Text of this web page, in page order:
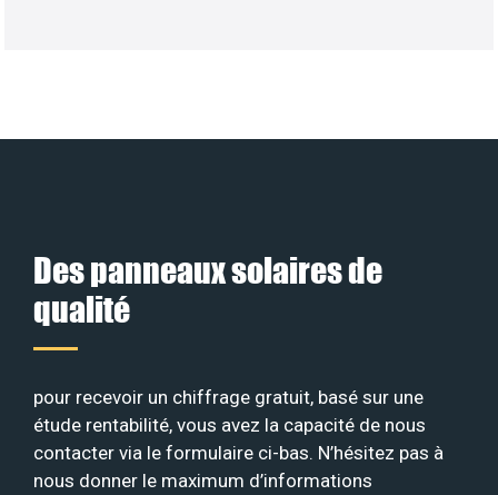
Des panneaux solaires de
qualité
pour recevoir un chiffrage gratuit, basé sur une
étude rentabilité, vous avez la capacité de nous
contacter via le formulaire ci-bas. N’hésitez pas à
nous donner le maximum d’informations